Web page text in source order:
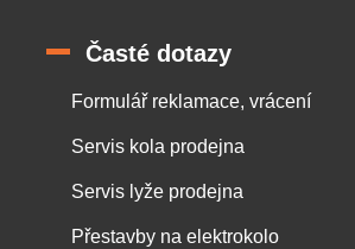
Časté dotazy
Formulář reklamace, vrácení
Servis kola prodejna
Servis lyže prodejna
Přestavby na elektrokolo